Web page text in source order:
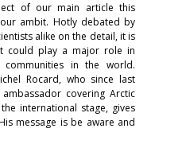
of our main article this
ambit. Hotly debated by
alike on the detail, it is
could play a major role in
communities in the world.
Rocard, who since last
ambassador covering Arctic
international stage, gives
message is be aware and